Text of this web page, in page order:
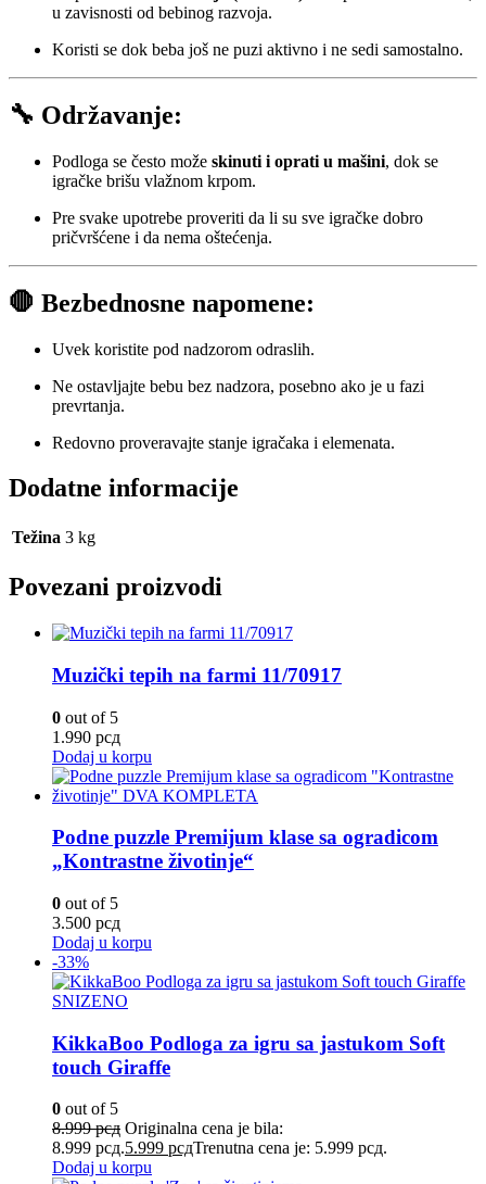
u zavisnosti od bebinog razvoja.
Koristi se dok beba još ne puzi aktivno i ne sedi samostalno.
🔧 Održavanje:
Podloga se često može skinuti i oprati u mašini, dok se
igračke brišu vlažnom krpom.
Pre svake upotrebe proveriti da li su sve igračke dobro
pričvršćene i da nema oštećenja.
🛑 Bezbednosne napomene:
Uvek koristite pod nadzorom odraslih.
Ne ostavljajte bebu bez nadzora, posebno ako je u fazi
prevrtanja.
Redovno proveravajte stanje igračaka i elemenata.
Dodatne informacije
Težina 3 kg
Povezani proizvodi
Muzički tepih na farmi 11/70917
0 out of 5
1.990 рсд
Dodaj u korpu
Podne puzzle Premijum klase sa ogradicom
„Kontrastne životinje“
0 out of 5
3.500 рсд
Dodaj u korpu
-33%
SNIZENO
KikkaBoo Podloga za igru sa jastukom Soft
touch Giraffe
0 out of 5
8.999рсд Originalna cena je bila:
8.999 рсд.5.999 рсдTrenutna cena je: 5.999 рсд.
Dodaj u korpu